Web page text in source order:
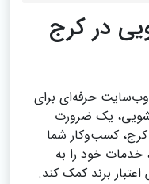
در کرج
وب‌سایت حرفه‌ای برای
یک ضرورت
کسب‌وکار شما
خود را به
برند کمک کند.